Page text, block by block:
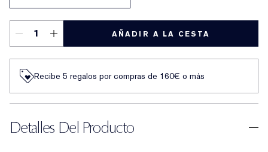
AÑADIR A LA CESTA
Recibe 5 regalos por compras de 160€ o más
Detalles Del Producto